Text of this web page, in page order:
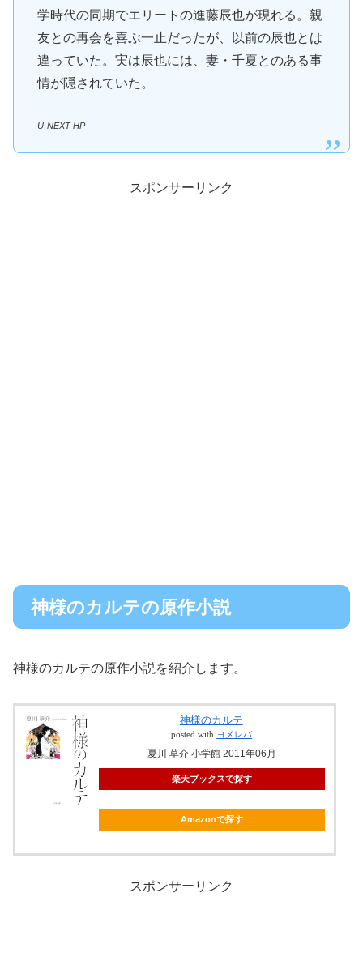
学時代の同期でエリートの進藤辰也が現れる。親
友との再会を喜ぶ一止だったが、以前の辰也とは
違っていた。実は辰也には、妻・千夏とのある事
情が隠されていた。
U-NEXT HP
スポンサーリンク
神様のカルテの原作小説
神様のカルテの原作小説を紹介します。
神様のカルテ
posted with ヨメレバ
夏川 草介 小学館 2011年06月
楽天ブックスで探す
Amazonで探す
スポンサーリンク